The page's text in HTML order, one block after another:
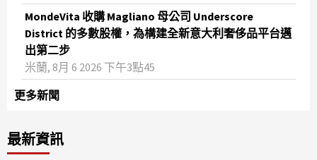
MondeVita 收購 Magliano 母公司 Underscore
District 的多數股權，為構建全新意大利奢侈品平台邁
出第二步
米蘭, 8月 6 2026 下午3點45
更多新聞
最新資訊